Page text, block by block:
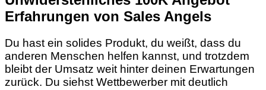
Erfahrungen von Sales Angels
Du hast ein solides Produkt, du weißt, dass du
anderen Menschen helfen kannst, und trotzdem
bleibt der Umsatz weit hinter deinen Erwartungen
zurück. Du siehst Wettbewerber mit deutlich